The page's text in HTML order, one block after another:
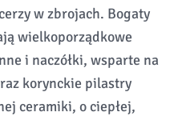
w zbrojach. Bogaty
wielkoporządkowe
i naczółki, wsparte na
korynckie pilastry
ceramiki, o ciepłej,